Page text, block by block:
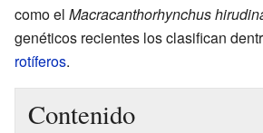
como el Macracanthorhynchus
genéticos recientes los clasifican
rotíferos.
Contenido